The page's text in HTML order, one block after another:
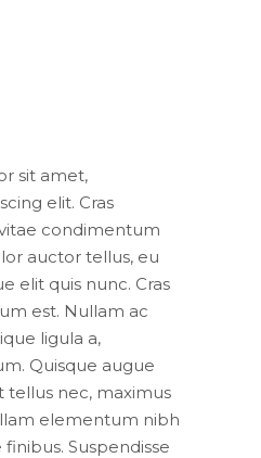
sit amet,
elit. Cras
condimentum
auctor tellus, eu
elit quis nunc. Cras
est. Nullam ac
ligula a,
Quisque augue
tellus nec, maximus
elementum nibh
Suspendisse